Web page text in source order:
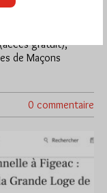
gratuit),
de Maçons
0 commentaire